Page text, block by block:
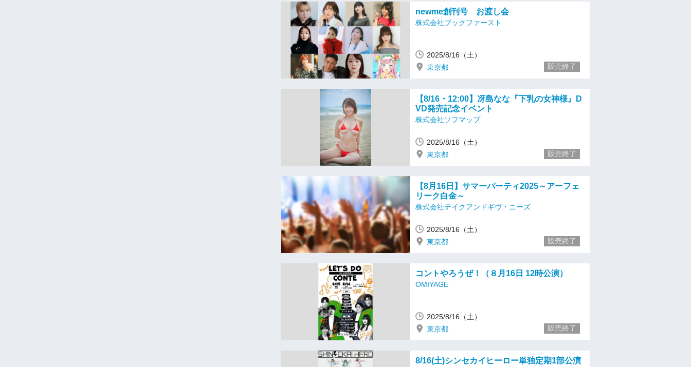
newme創刊号 お渡し会
株式会社ブックファースト
2025/8/16（土）
東京都
販売終了
【8/16・12:00】冴島なな『下乳の女神様』D
VD発売記念イベント
株式会社ソフマップ
2025/8/16（土）
東京都
販売終了
【8月16日】サマーパーティ2025～アーフェ
リーク白金～
株式会社テイクアンドギヴ・ニーズ
2025/8/16（土）
東京都
販売終了
コントやろうぜ！（８月16日 12時公演）
OMIYAGE
2025/8/16（土）
東京都
販売終了
8/16(土)シンセカイヒーロー単独定期1部公演